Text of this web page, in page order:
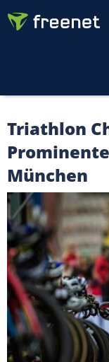
Triathlon
München